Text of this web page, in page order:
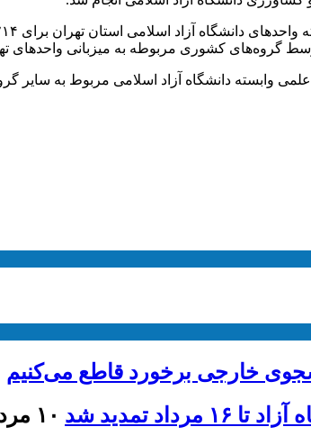
گروه‌های کشوری مربوطه به میزبانی واحدهای
وابسته دانشگاه آزاد اسلامی مربوط به سایر
خارجی برخورد قاطع می‌کنیم
تمدید شد
۱۰ مرداد ۱۴۰۵ - ۱۲:۰۰